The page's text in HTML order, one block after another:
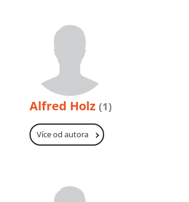
Alfred Holz (1)
Více od autora